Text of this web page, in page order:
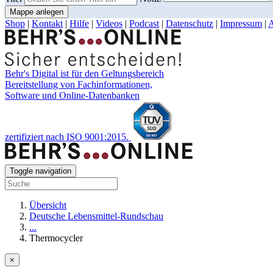
Mappe anlegen
Shop | Kontakt | Hilfe | Videos | Podcast | Datenschutz | Impressum |
Behr's Digital ist für den Geltungsbereich
Bereitstellung von Fachinformationen,
Software und Online-Datenbanken
zertifiziert nach ISO 9001:2015.
Toggle navigation
Übersicht
Deutsche Lebensmittel-Rundschau
...
Thermocycler
×